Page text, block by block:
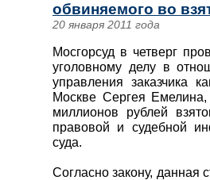
обвиняемого во
20 января 2011 года
Мосгорсуд в четверг
уголовному делу в
управления заказчика
Москве Сергея
миллионов рублей
правовой и судебной
суда.
Согласно закону, данная